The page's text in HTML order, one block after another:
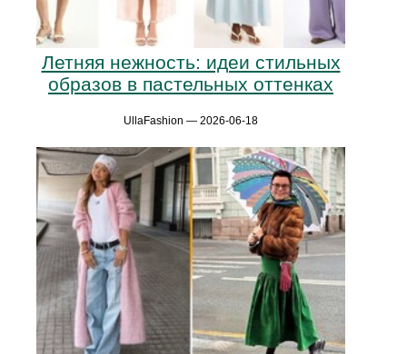
Летняя нежность: идеи стильных
образов в пастельных оттенках
UllaFashion — 2026-06-18